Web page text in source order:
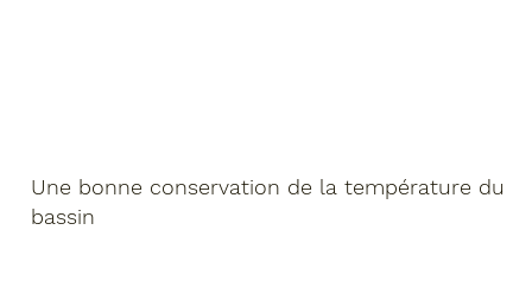
Une bonne conservation de la température du
bassin